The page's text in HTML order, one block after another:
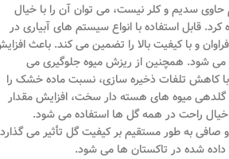
حاوی سدیم و کلر نیست، می توان آن را با خیال
قابل استفاده با انواع سیستم های آبیاری در
و با کیفیت بالا را تضمین می کند. باعث
می شود. همچنین از ریزش میوه جلوگیری می
با کاهش تلفات ذخیره سازی، نسبت ماده خشک را
میوه های هسته دار سخت، افزایش مقدار
راحت در همه گل ها استفاده می شود.
صافی به طور مستقیم بر کیفیت گل تأثیر می
شده در تاکستان ها می شود.